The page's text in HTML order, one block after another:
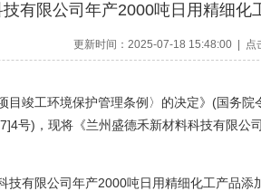
有限公司年产2000吨日用精细
更新时间：2025-07-18 15:48:00 | 点
竣工环境保护管理条例〉的决定》 (国务院
号)，现将《兰州盛德禾新材料科技有限公
技有限公司年产2000吨日用精细化工产品添